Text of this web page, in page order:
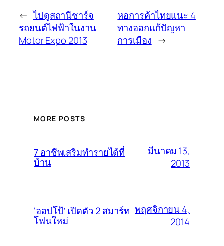
← ไปดูสถานีชาร์จ
รถยนต์ไฟฟ้าในงาน
Motor Expo 2013
หอการค้าไทยแนะ 4
ทางออกแก้ปัญหา
การเมือง →
MORE POSTS
7 อาชีพเสริมทำรายได้ที่
บ้าน
มีนาคม 13,
2013
‘ออปโป้’ เปิดตัว 2 สมาร์ท
โฟนใหม่
พฤศจิกายน 4,
2014